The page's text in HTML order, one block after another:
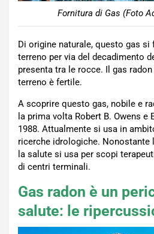
Fornitura di Gas (Foto
Di origine naturale, questo gas si
terreno per via del decadimento
presenta tra le rocce. Il gas
terreno è fertile.
A scoprire questo gas, nobile e
la prima volta Robert B. Owens e
1988. Attualmente si usa in
ricerche idrologiche. Nonostante
la salute si usa per scopi
di centri terminali.
Gas radon è un
salute: le